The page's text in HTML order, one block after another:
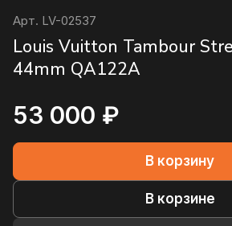
Арт. LV-02537
Louis Vuitton Tambour
44mm QA122A
53 000 ₽
В корзину
В корзине